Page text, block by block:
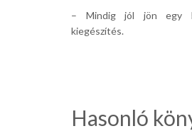
– Mindig jól jön egy
kiegészítés.
Hasonló